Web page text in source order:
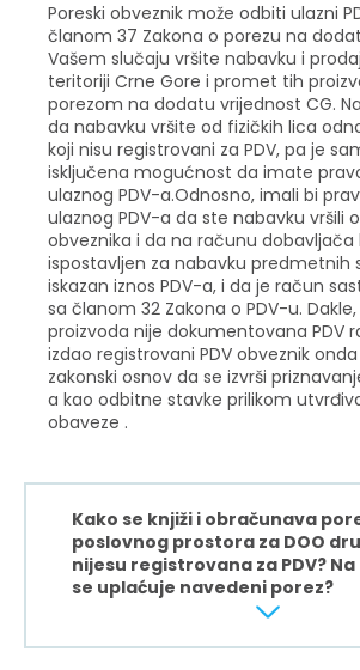
Poreski obveznik može odbiti ulazni
članom 37 Zakona o porezu na
Vašem slučaju vršite nabavku i
teritoriji Crne Gore i promet tih
porezom na dodatu vrijednost CG.
da nabavku vršite od fizičkih lica
koji nisu registrovani za PDV, pa je
isključena mogućnost da imate
ulaznog PDV-a.Odnosno, imali bi
ulaznog PDV-a da ste nabavku vršili
obveznika i da na računu dobavljača
ispostavljen za nabavku predmetnih
iskazan iznos PDV-a, i da je račun
sa članom 32 Zakona o PDV-u.
proizvoda nije dokumentovana PDV
izdao registrovani PDV obveznik
zakonski osnov da se izvrši
a kao odbitne stavke prilikom
obaveze .
Kako se knjiži i obračunava
poslovnog prostora za DOO
nijesu registrovana za PDV?
se uplaćuje navedeni porez?